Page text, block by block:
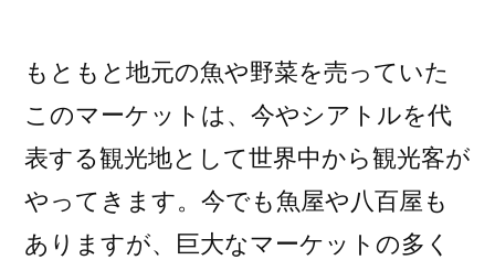
もともと地元の魚や野菜を売っていた
このマーケットは、今やシアトルを代
表する観光地として世界中から観光客が
やってきます。今でも魚屋や八百屋も
ありますが、巨大なマーケットの多く